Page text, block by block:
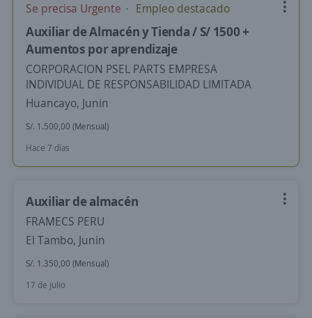
Se precisa Urgente Empleo destacado
Auxiliar de Almacén y Tienda / S/ 1500 +
Aumentos por aprendizaje
CORPORACION PSEL PARTS EMPRESA
INDIVIDUAL DE RESPONSABILIDAD LIMITADA
Huancayo, Junin
S/. 1.500,00 (Mensual)
Hace 7 días
Auxiliar de almacén
FRAMECS PERU
El Tambo, Junin
S/. 1.350,00 (Mensual)
17 de julio